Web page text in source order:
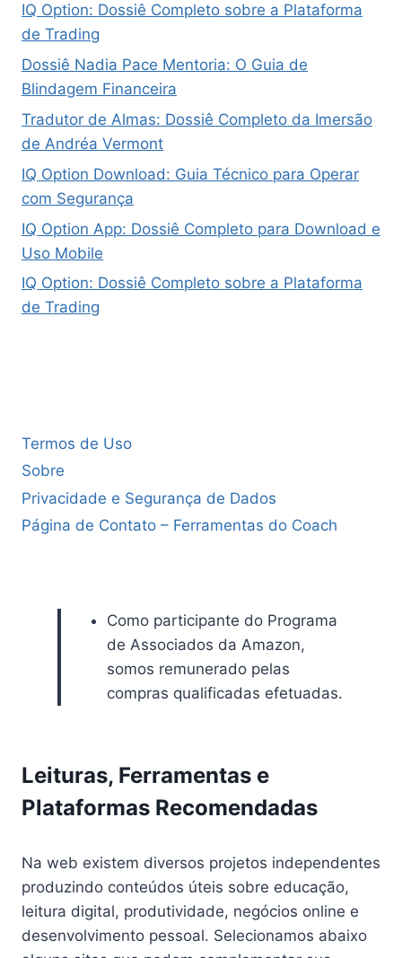
IQ Option: Dossiê Completo sobre a Plataforma
de Trading
Dossiê Nadia Pace Mentoria: O Guia de
Blindagem Financeira
Tradutor de Almas: Dossiê Completo da Imersão
de Andréa Vermont
IQ Option Download: Guia Técnico para Operar
com Segurança
IQ Option App: Dossiê Completo para Download e
Uso Mobile
IQ Option: Dossiê Completo sobre a Plataforma
de Trading
Termos de Uso
Sobre
Privacidade e Segurança de Dados
Página de Contato – Ferramentas do Coach
Como participante do Programa
de Associados da Amazon,
somos remunerado pelas
compras qualificadas efetuadas.
Leituras, Ferramentas e
Plataformas Recomendadas
Na web existem diversos projetos independentes
produzindo conteúdos úteis sobre educação,
leitura digital, produtividade, negócios online e
desenvolvimento pessoal. Selecionamos abaixo